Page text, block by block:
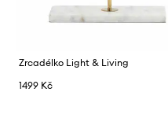
Zrcadélko Light & Living
1499 Kč